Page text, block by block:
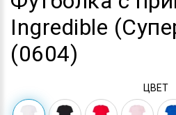
Ingredible
(0604)
ЦВЕТ